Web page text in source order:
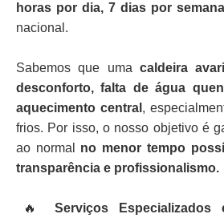
horas por dia, 7 dias por semana
nacional.
Sabemos que uma caldeira
desconforto, falta de água
aquecimento central ,
frios. Por isso, o nosso objetivo é
ao normal no menor tempo
transparência e profissionalismo.
🔥
Serviços Especializados